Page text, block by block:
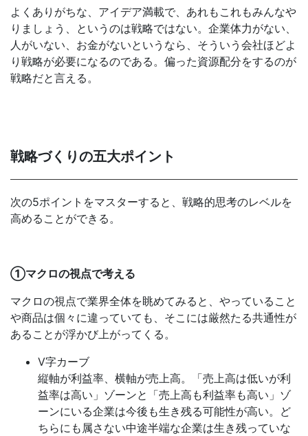
よくありがちな、アイデア満載で、あれもこれもみんなや
りましょう、というのは戦略ではない。企業体力がない、
人がいない、お金がないというなら、そういう会社ほどよ
り戦略が必要になるのである。偏った資源配分をするのが
戦略だと言える。
戦略づくりの五大ポイント
次の5ポイントをマスターすると、戦略的思考のレベルを
高めることができる。
①マクロの視点で考える
マクロの視点で業界全体を眺めてみると、やっていること
や商品は個々に違っていても、そこには厳然たる共通性が
あることが浮かび上がってくる。
V字カーブ
縦軸が利益率、横軸が売上高。「売上高は低いが利
益率は高い」ゾーンと「売上高も利益率も高い」ゾ
ーンにいる企業は今後も生き残る可能性が高い。ど
ちらにも属さない中途半端な企業は生き残っていな